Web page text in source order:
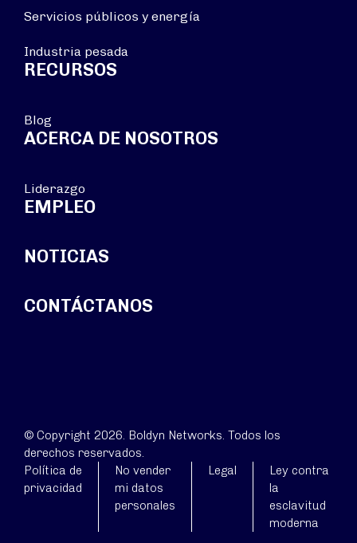
Servicios públicos y energía
Industria pesada
RECURSOS
Blog
ACERCA DE NOSOTROS
Liderazgo
EMPLEO
NOTICIAS
CONTÁCTANOS
© Copyright 2026. Boldyn Networks. Todos los
derechos reservados.
Política de
privacidad
No vender
mi datos
personales
Legal
Ley contra
la
esclavitud
moderna